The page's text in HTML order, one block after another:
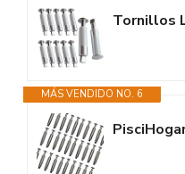
MÁS VENDIDO NO. 6